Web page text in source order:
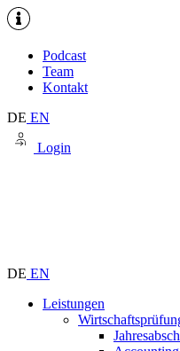
Podcast
Team
Kontakt
DE EN
Login
DE EN
Leistungen